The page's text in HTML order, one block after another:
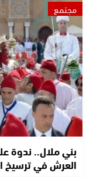
مجتمع
بني ملال.. ندوة
العرش في ترسيخ